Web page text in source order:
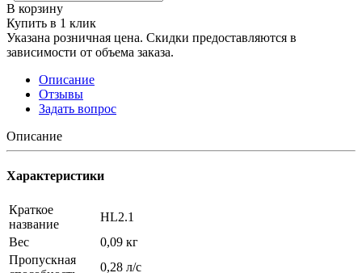
В корзину
Купить в 1 клик
Указана розничная цена. Скидки предоставляются в
зависимости от объема заказа.
Описание
Отзывы
Задать вопрос
Описание
Характеристики
Краткое
название
HL2.1
Вес
0,09 кг
Пропускная
0,28 л/с